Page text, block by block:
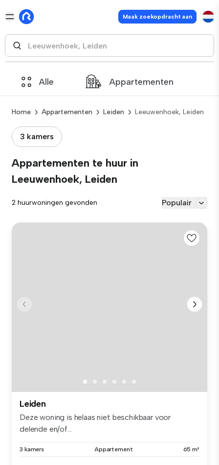
Maak zoekopdracht aan
Alle Appartementen
Home Appartementen Leiden Leeuwenhoek, Leiden
3 kamers
Appartementen te huur in
Leeuwenhoek, Leiden
2 huurwoningen gevonden Populair
Leiden
Deze woning is helaas niet beschikbaar voor
delende en/of...
3 kamers Appartement 65 m²